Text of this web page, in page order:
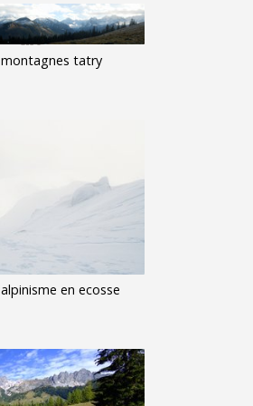
montagnes tatry
alpinisme en ecosse